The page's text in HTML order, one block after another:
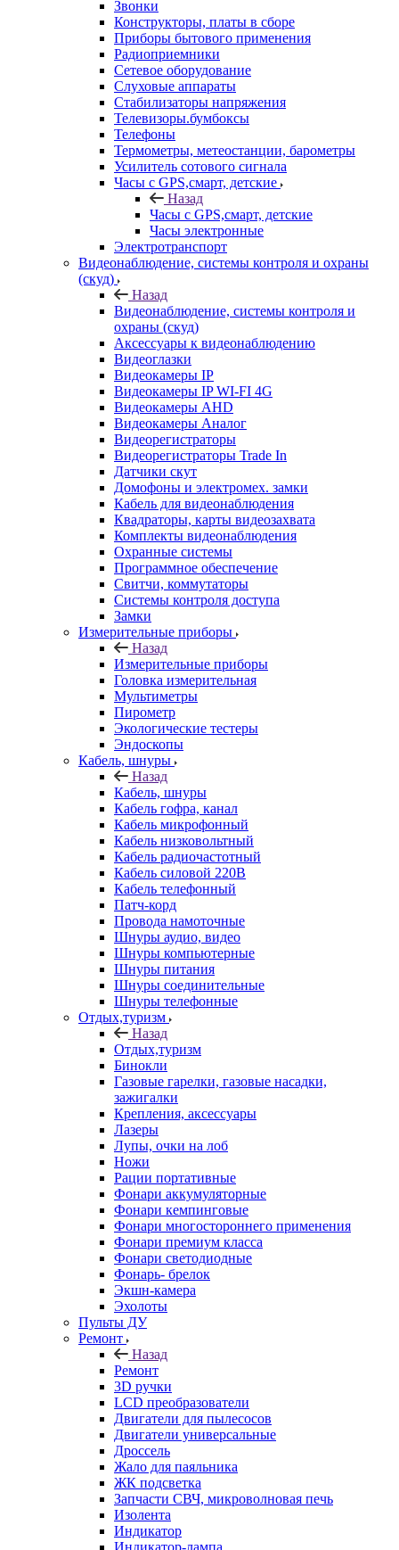
Звонки
Конструкторы, платы в сборе
Приборы бытового применения
Радиоприемники
Сетевое оборудование
Слуховые аппараты
Стабилизаторы напряжения
Телевизоры.бумбоксы
Телефоны
Термометры, метеостанции, барометры
Усилитель сотового сигнала
Часы с GPS,смарт, детские
Назад
Часы с GPS,смарт, детские
Часы электронные
Электротранспорт
Видеонаблюдение, системы контроля и охраны
(скуд)
Назад
Видеонаблюдение, системы контроля и
охраны (скуд)
Аксессуары к видеонаблюдению
Видеоглазки
Видеокамеры IP
Видеокамеры IP WI-FI 4G
Видеокамеры AHD
Видеокамеры Аналог
Видеорегистраторы
Видеорегистраторы Trade In
Датчики скут
Домофоны и электромех. замки
Кабель для видеонаблюдения
Квадраторы, карты видеозахвата
Комплекты видеонаблюдения
Охранные системы
Программное обеспечение
Свитчи, коммутаторы
Системы контроля доступа
Замки
Измерительные приборы
Назад
Измерительные приборы
Головка измерительная
Мультиметры
Пирометр
Экологические тестеры
Эндоскопы
Кабель, шнуры
Назад
Кабель, шнуры
Кабель гофра, канал
Кабель микрофонный
Кабель низковольтный
Кабель радиочастотный
Кабель силовой 220В
Кабель телефонный
Патч-корд
Провода намоточные
Шнуры аудио, видео
Шнуры компьютерные
Шнуры питания
Шнуры соединительные
Шнуры телефонные
Отдых,туризм
Назад
Отдых,туризм
Бинокли
Газовые гарелки, газовые насадки,
зажигалки
Крепления, аксессуары
Лазеры
Лупы, очки на лоб
Ножи
Рации портативные
Фонари аккумуляторные
Фонари кемпинговые
Фонари многостороннего применения
Фонари премиум класса
Фонари светодиодные
Фонарь- брелок
Экшн-камера
Эхолоты
Пульты ДУ
Ремонт
Назад
Ремонт
3D ручки
LCD преобразователи
Двигатели для пылесосов
Двигатели универсальные
Дроссель
Жало для паяльника
ЖК подсветка
Запчасти СВЧ, микроволновая печь
Изолента
Индикатор
Индикатор-лампа